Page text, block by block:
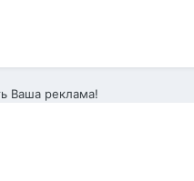
Ваша реклама!